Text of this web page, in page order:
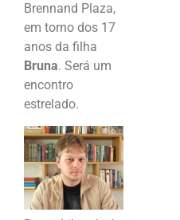
Brennand Plaza,
em torno dos 17
anos da filha
Bruna. Será um
encontro
estrelado.